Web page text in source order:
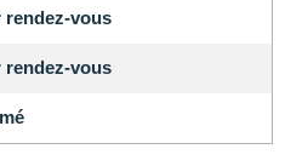
rendez-vous
rendez-vous